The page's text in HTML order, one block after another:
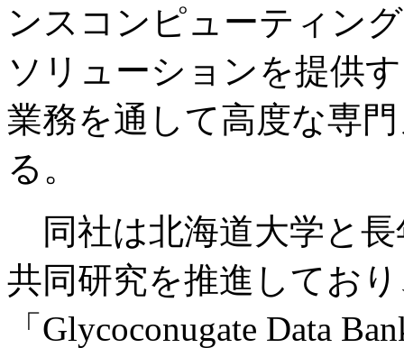
ンスコンピューティン
ソリューションを提供
業務を通して高度な専
る。
同社は北海道大学と
共同研究を推進してお
「Glycoconugate Data